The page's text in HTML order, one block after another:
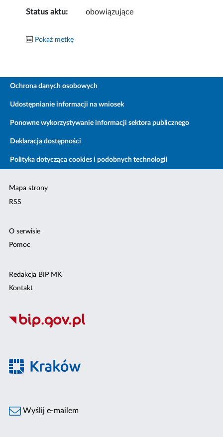
Status aktu: obowiązujące
Pokaż metkę
Ochrona danych osobowych
Udostępnianie informacji na wniosek
Ponowne wykorzystywanie informacji sektora publicznego
Deklaracja dostępności
Polityka dotycząca cookies i podobnych technologii
Mapa strony
RSS
O serwisie
Pomoc
Redakcja BIP MK
Kontakt
Wyślij e-mailem